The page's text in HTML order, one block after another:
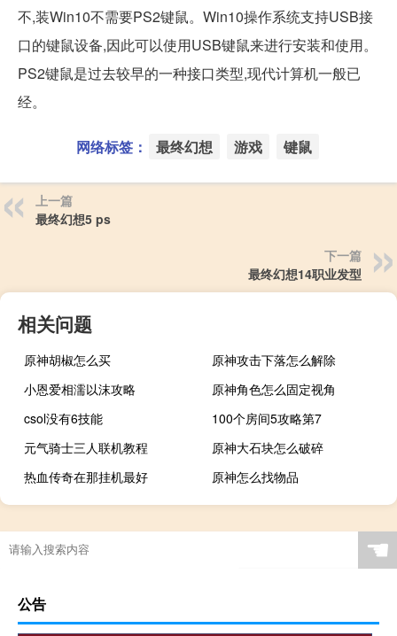
不,装Win10不需要PS2键鼠。Win10操作系统支持USB接
口的键鼠设备,因此可以使用USB键鼠来进行安装和使用。
PS2键鼠是过去较早的一种接口类型,现代计算机一般已
经。
网络标签： 最终幻想 游戏 键鼠
上一篇
最终幻想5 ps
下一篇
最终幻想14职业发型
相关问题
原神胡椒怎么买
原神攻击下落怎么解除
小恩爱相濡以沫攻略
原神角色怎么固定视角
csol没有6技能
100个房间5攻略第7
元气骑士三人联机教程
原神大石块怎么破碎
热血传奇在那挂机最好
原神怎么找物品
☚
公告